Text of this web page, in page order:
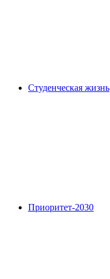
Студенческая жизнь
Приоритет-2030